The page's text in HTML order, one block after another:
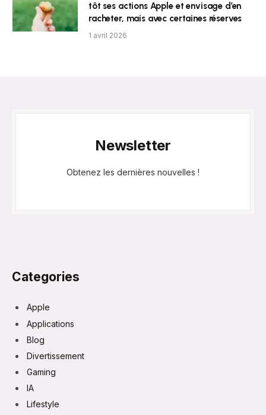
tôt ses actions Apple et envisage d’en
racheter, mais avec certaines réserves
1 avril 2026
Newsletter
Obtenez les dernières nouvelles !
Categories
Apple
Applications
Blog
Divertissement
Gaming
IA
Lifestyle